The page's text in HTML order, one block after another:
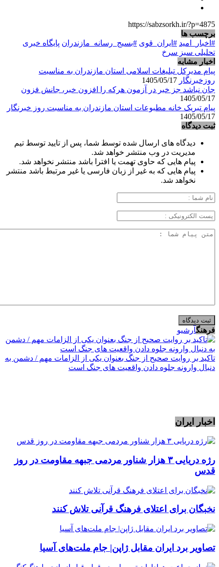
https://sabzsorkh.ir/?p=4875
برچسب ها
#اخبار_امید #ایران_قوی #بسیج_رسانه_مازندران پایگاه خبری
تحلیلی سبز سرخ
اخبار مشابه
پیام مدیرکل تبلیغات اسلامی استان مازندران به مناسبت
روزخبرنگار
جان نباشد جز خبر در آزمون هرکه را افزون خبر، جانش فزون
1405/05/17
پیام تبریک خانه مطبوعات استان مازندران به مناسبت روز خبرنگار
1405/05/17
ثبت دیدگاه
دیدگاه های ارسال شده توسط شما، پس از تایید توسط تیم
مدیریت در وب منتشر خواهد شد.
پیام هایی که حاوی تهمت یا افترا باشد منتشر نخواهد شد.
پیام هایی که به غیر از زبان فارسی یا غیر مرتبط باشد منتشر
نخواهد شد.
فرهنگآرشیو
تاکید بر روایت صحیح از جنگ بعنوان یکی از الزامات مهم / دشمن به
دنبال وارونه جلوه دادن واقعیت های جنگ است
اخبار ایران
رژه دریایی ۳ هزار شناور مردمی جبهه مقاومت در روز
قدس
نخبگان برای اعتلای فرهنگ قرآنی تلاش کنند
تصاویر برد ایران مقابل ژاپن| جام ملت‌های آسیا